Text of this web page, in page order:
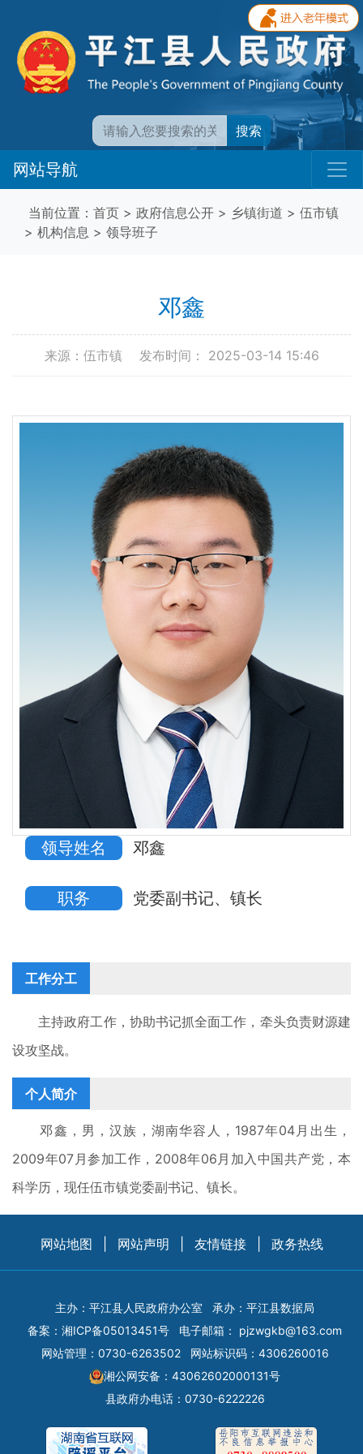
搜索
网站导航
当前位置： 首页 > 政府信息公开 > 乡镇街道 > 伍市镇
> 机构信息 > 领导班子
邓鑫
来源：伍市镇 发布时间： 2025-03-14 15:46
领导姓名 邓鑫
职务 党委副书记、镇长
工作分工
主持政府工作，协助书记抓全面工作，牵头负责财源建
设攻坚战。
个人简介
邓鑫，男，汉族，湖南华容人，1987年04月出生，
2009年07月参加工作，2008年06月加入中国共产党，本
科学历，现任伍市镇党委副书记、镇长。
网站地图 网站声明 友情链接 政务热线
主办：平江县人民政府办公室
承办：平江县数据局
备案： 湘ICP备05013451号 电子邮箱： pjzwgkb@163.com
网站管理：0730-6263502
网站标识码：4306260016
湘公网安备：43062602000131号
县政府办电话：0730-6222226